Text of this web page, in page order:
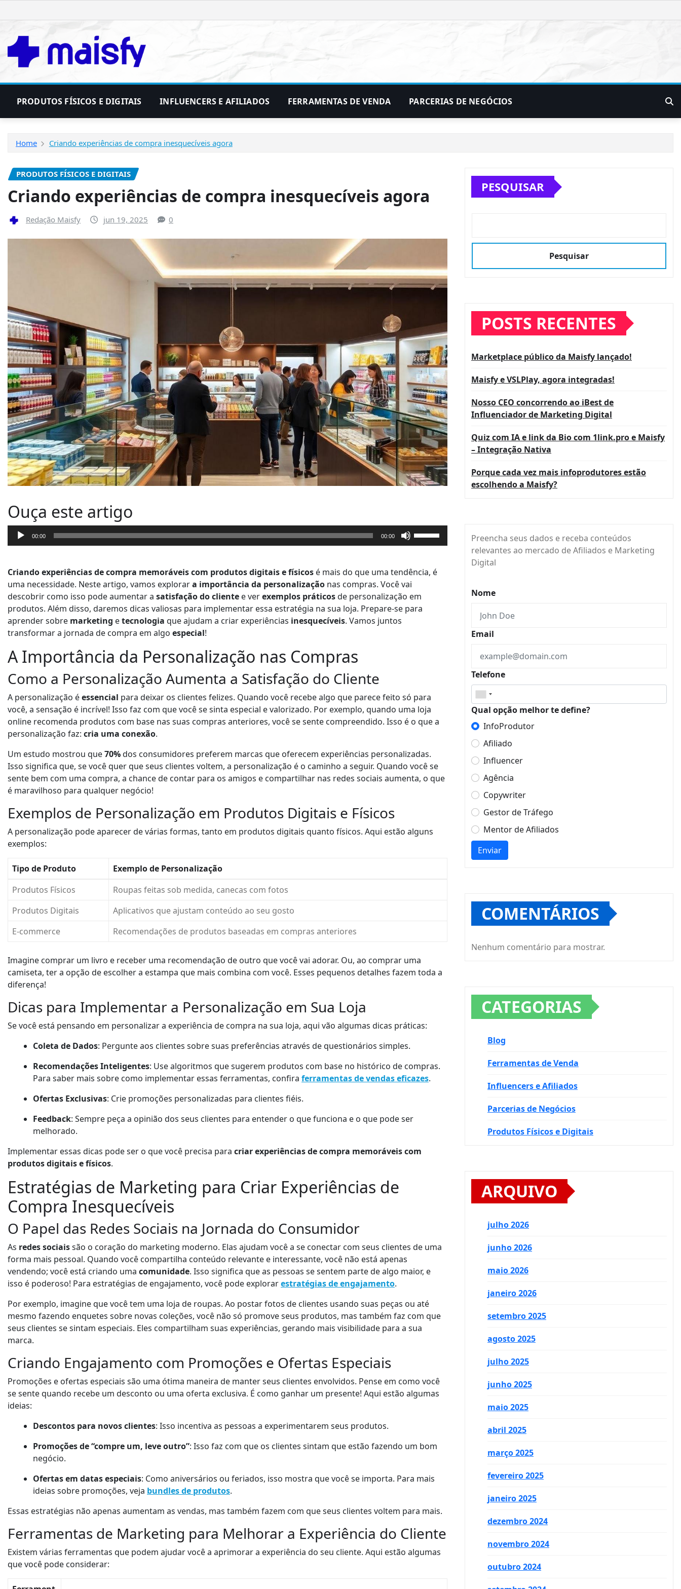
to
PRODUTOS FÍSICOS E DIGITAIS INFLUENCERS E AFILIADOS FERRAMENTAS DE VENDA PARCERIAS DE NEGÓCIOS
Home Criando experiências de compra inesquecíveis agora
PRODUTOS FÍSICOS E DIGITAIS
Criando experiências de compra inesquecíveis agora
Redação Maisfy jun 19, 2025 0
Ouça este artigo
o
a
d
o
r
d
e
u
d
i
00:00 00:00
c
i
m
a
m
e
o
i
m
o
Criando experiências de compra memoráveis com produtos digitais e físicos é mais do que uma tendência, é
uma necessidade. Neste artigo, vamos explorara importância da personalização nas compras. Você vai
descobrir como isso pode aumentar a satisfação do cliente e verexemplos práticosde personalização em
produtos. Além disso, daremos dicas valiosas para implementar essa estratégia na sua loja. Prepare-se para
aprender sobre marketing etecnologia que ajudam a criar experiências inesquecíveis. Vamos juntos
transformar a jornada de compra em algo especial!
A Importância da Personalização nas Compras
Como a Personalização Aumenta a Satisfação do Cliente
A personalização éessencial para deixar os clientes felizes. Quando você recebe algo que parece feito só para
você, a sensação é incrível! Isso faz com que você se sinta especial e valorizado. Por exemplo, quando uma loja
online recomenda produtos com base nas suas compras anteriores, você se sente compreendido. Isso é o que a
personalização faz: cria uma conexão.
Um estudo mostrou que70%dos consumidores preferem marcas que oferecem experiências personalizadas.
Isso significa que, se você quer que seus clientes voltem, a personalização é o caminho a seguir. Quando você se
sente bem com uma compra, a chance de contar para os amigos e compartilhar nas redes sociais aumenta, o que
é maravilhoso para qualquer negócio!
Exemplos de Personalização em Produtos Digitais e Físicos
A personalização pode aparecer de várias formas, tanto em produtos digitais quanto físicos. Aqui estão alguns
exemplos:
Tipo de Produto
Exemplo de Personalização
Produtos Físicos
Roupas feitas sob medida, canecas com fotos
Produtos Digitais
Aplicativos que ajustam conteúdo ao seu gosto
E-commerce
Recomendações de produtos baseadas em compras anteriores
Imagine comprar um livro e receber uma recomendação de outro que você vai adorar. Ou, ao comprar uma
camiseta, ter a opção de escolher a estampa que mais combina com você. Esses pequenos detalhes fazem toda a
diferença!
Dicas para Implementar a Personalização em Sua Loja
Se você está pensando em personalizar a experiência de compra na sua loja, aqui vão algumas dicas práticas:
Coleta de Dados: Pergunte aos clientes sobre suas preferências através de questionários simples.
Recomendações Inteligentes: Use algoritmos que sugerem produtos com base no histórico de compras.
Para saber mais sobre como implementar essas ferramentas, confira ferramentas de vendas eficazes.
Ofertas Exclusivas: Crie promoções personalizadas para clientes fiéis.
Feedback: Sempre peça a opinião dos seus clientes para entender o que funciona e o que pode ser
melhorado.
Implementar essas dicas pode ser o que você precisa para criar experiências de compra memoráveis com
produtos digitais e físicos.
Estratégias de Marketing para Criar Experiências de
Compra Inesquecíveis
O Papel das Redes Sociais na Jornada do Consumidor
As redes sociaissão o coração do marketing moderno. Elas ajudam você a se conectar com seus clientes de uma
forma mais pessoal. Quando você compartilha conteúdo relevante e interessante, você não está apenas
vendendo; você está criando uma comunidade. Isso significa que as pessoas se sentem parte de algo maior, e
isso é poderoso! Para estratégias de engajamento, você pode explorarestratégias de engajamento.
Por exemplo, imagine que você tem uma loja de roupas. Ao postar fotos de clientes usando suas peças ou até
mesmo fazendo enquetes sobre novas coleções, você não só promove seus produtos, mas também faz com que
seus clientes se sintam especiais. Eles compartilham suas experiências, gerando mais visibilidade para a sua
marca.
Criando Engajamento com Promoções e Ofertas Especiais
Promoções e ofertas especiais são uma ótima maneira de manter seus clientes envolvidos. Pense em como você
se sente quando recebe um desconto ou uma oferta exclusiva. É como ganhar um presente! Aqui estão algumas
ideias:
Descontos para novos clientes: Isso incentiva as pessoas a experimentarem seus produtos.
Promoções de “compre um, leve outro”: Isso faz com que os clientes sintam que estão fazendo um bom
negócio.
Ofertas em datas especiais: Como aniversários ou feriados, isso mostra que você se importa. Para mais
ideias sobre promoções, veja bundles de produtos.
Essas estratégias não apenas aumentam as vendas, mas também fazem com que seus clientes voltem para mais.
Ferramentas de Marketing para Melhorar a Experiência do Cliente
Existem várias ferramentas que podem ajudar você a aprimorar a experiência do seu cliente. Aqui estão algumas
que você pode considerar:
PESQUISAR
Pesquisar
POSTS RECENTES
Marketplace público da Maisfy lançado!
Maisfy e VSLPlay, agora integradas!
Nosso CEO concorrendo ao iBest de
Influenciador de Marketing Digital
Quiz com IA e link da Bio com 1link.pro e Maisfy
– Integração Nativa
Porque cada vez mais infoprodutores estão
escolhendo a Maisfy?
Preencha seus dados e receba conteúdos
relevantes ao mercado de Afiliados e Marketing
Digital
Nome
Email
Telefone
Qual opção melhor te define?
InfoProdutor
Afiliado
Influencer
Agência
Copywriter
Gestor de Tráfego
Mentor de Afiliados
Enviar
COMENTÁRIOS
Nenhum comentário para mostrar.
CATEGORIAS
Blog
Ferramentas de Venda
Influencers e Afiliados
Parcerias de Negócios
Produtos Físicos e Digitais
ARQUIVO
julho 2026
junho 2026
maio 2026
janeiro 2026
setembro 2025
agosto 2025
julho 2025
junho 2025
maio 2025
abril 2025
março 2025
fevereiro 2025
janeiro 2025
dezembro 2024
novembro 2024
outubro 2024